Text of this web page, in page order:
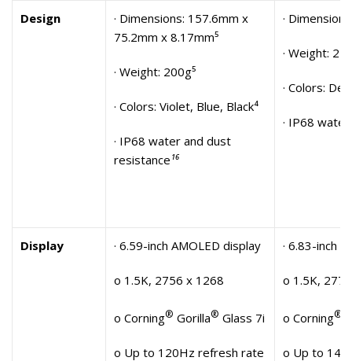
Design
· Dimensions: 157.6mm x
75.2mm x 8.17mm⁵
· Weight: 200g⁵
· Colors: Violet, Blue, Black⁴
· IP68 water and dust
resistance¹⁶
·
· Weight:
· Colors:
· IP68
Display · 6.59-inch AMOLED display
o 1.5K, 2756 x 1268
o Corning® Gorilla® Glass 7i
o Up to 120Hz refresh rate
· 6.83-inch
o 1.5K,
o Corning®
o Up to